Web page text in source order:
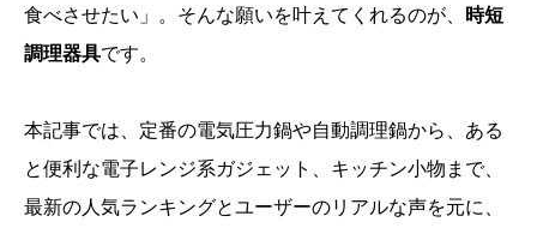
食べさせたい」。そんな願いを叶えてくれるのが、
時短
調理器具です。
本記事では、定番の電気圧力鍋や自動調理鍋から、ある
と便利な電子レンジ系ガジェット、キッチン小物まで、
最新の人気ランキングとユーザーのリアルな声を元に、